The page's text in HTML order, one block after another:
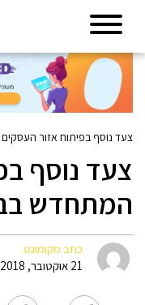
צעד נוסף בפיתוח אזור
צעד נוסף
המתחדש
כתב מקומונט
21 אוקטובר, 2018 10:20